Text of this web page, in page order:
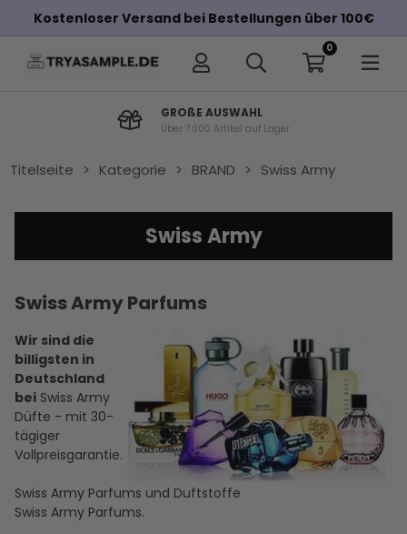
Kostenloser Versand bei Bestellungen über 100€
0
GROßE AUSWAHL
Über 7.000 Artikel auf Lager
Titelseite > Kategorie > BRAND > Swiss Army
Swiss Army
Swiss Army Parfums
Wir sind die
billigsten in
Deutschland
bei Swiss Army
Düfte - mit 30-
tägiger
Vollpreisgarantie.
Swiss Army Parfums und Duftstoffe
Swiss Army Parfums.